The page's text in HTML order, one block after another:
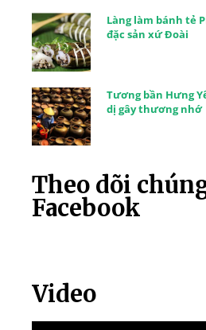
Làng làm bánh tẻ
đặc sản xứ Đoài
Tương bần Hưng
dị gây thương nhớ
Theo dõi
Facebook
Video